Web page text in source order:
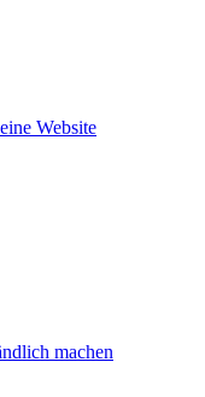
Website
machen